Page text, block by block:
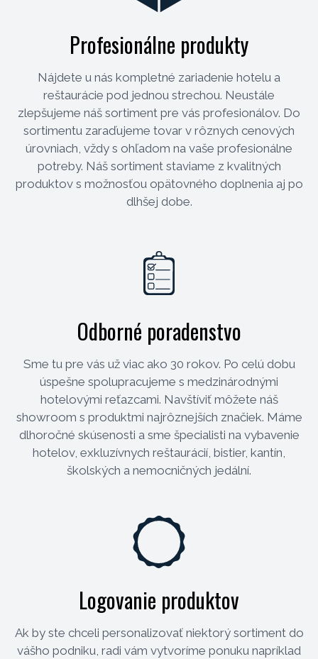
Profesionálne produkty
Nájdete u nás kompletné zariadenie hotelu a
reštaurácie pod jednou strechou. Neustále
zlepšujeme náš sortiment pre vás profesionálov. Do
sortimentu zaraďujeme tovar v rôznych cenových
úrovniach, vždy s ohľadom na vaše profesionálne
potreby. Náš sortiment staviame z kvalitných
produktov s možnosťou opätovného doplnenia aj po
dlhšej dobe.
Odborné poradenstvo
Sme tu pre vás už viac ako 30 rokov. Po celú dobu
úspešne spolupracujeme s medzinárodnými
hotelovými reťazcami. Navštíviť môžete náš
showroom s produktmi najrôznejších značiek. Máme
dlhoročné skúsenosti a sme špecialisti na vybavenie
hotelov, exkluzívnych reštaurácií, bistier, kantín,
školských a nemocničných jedální.
Logovanie produktov
Ak by ste chceli personalizovať niektorý sortiment do
vášho podniku, radi vám vytvoríme ponuku napríklad